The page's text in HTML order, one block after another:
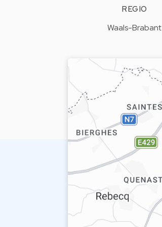
REGIO
Waals-Brabant